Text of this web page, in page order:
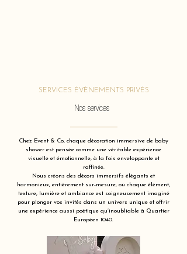
SERVICES ÉVÈNEMENTS PRIVÉS
Nos services
Chez Event & Co, chaque décoration immersive de baby
shower est pensée comme une véritable expérience
visuelle et émotionnelle, à la fois enveloppante et
raffinée.
Nous créons des décors immersifs élégants et
harmonieux, entièrement sur-mesure, où chaque élément,
texture, lumière et ambiance est soigneusement imaginé
pour plonger vos invités dans un univers unique et offrir
une expérience aussi poétique qu’inoubliable à Quartier
Européen 1040.